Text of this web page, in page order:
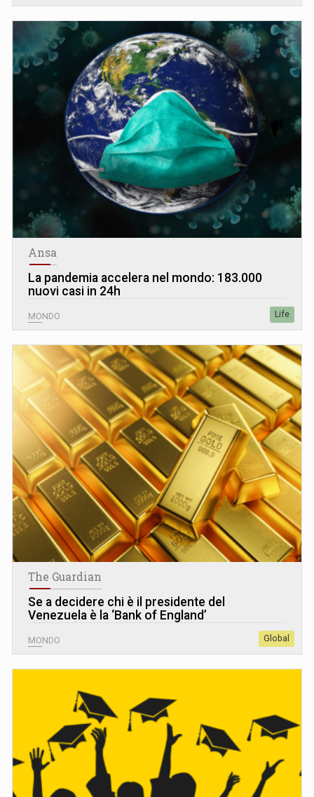
Ansa
La pandemia accelera nel mondo: 183.000
nuovi casi in 24h
MONDO Life
The Guardian
Se a decidere chi è il presidente del
Venezuela è la ‘Bank of England’
MONDO Global